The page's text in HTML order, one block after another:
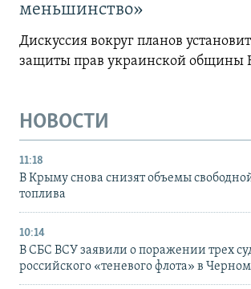
меньшинство»
Дискуссия вокруг планов
защиты прав украинской общины
НОВОСТИ
11:18
В Крыму снова снизят объемы
топлива
10:14
В СБС ВСУ заявили о поражении трех
российского «теневого флота» в